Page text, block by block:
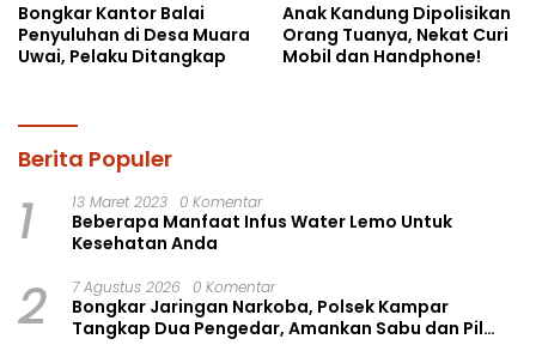
Bongkar Kantor Balai
Penyuluhan di Desa Muara
Uwai, Pelaku Ditangkap
Anak Kandung Dipolisikan
Orang Tuanya, Nekat Curi
Mobil dan Handphone!
Berita Populer
1 13 Maret 2023 0 Komentar
Beberapa Manfaat Infus Water Lemo Untuk
Kesehatan Anda
2 7 Agustus 2026 0 Komentar
Bongkar Jaringan Narkoba, Polsek Kampar
Tangkap Dua Pengedar, Amankan Sabu dan Pil